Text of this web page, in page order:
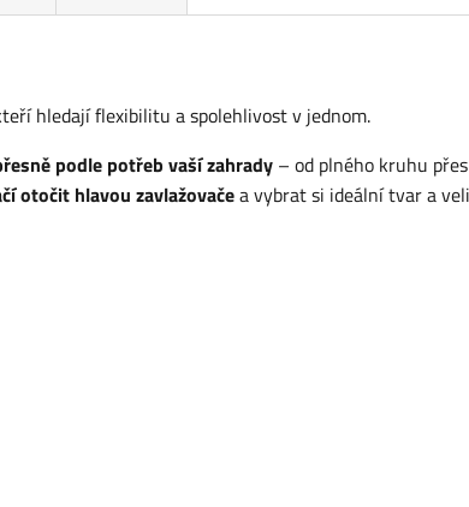
hledají flexibilitu a spolehlivost v jednom.
podle potřeb vaší zahrady – od plného kruhu přes
otočit hlavou zavlažovačea vybrat si ideální tvar a